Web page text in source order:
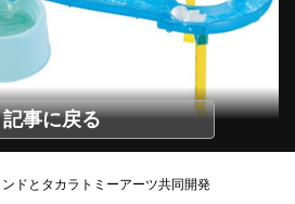
記事に戻る
ドとタカラトミーアーツ共同開発